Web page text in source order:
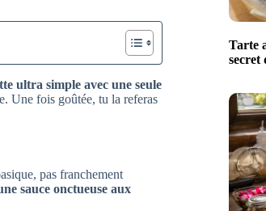
ultra simple avec une seule
Une fois goûtée, tu la referas
pas franchement
sauce onctueuse aux
Tarte
secret